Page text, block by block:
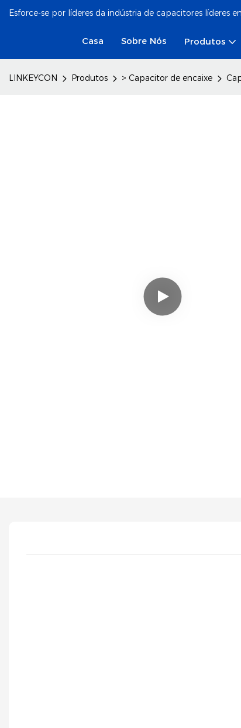
Esforce-se por líderes da indústria de capacitores líderes
Casa Sobre Nós Produtos
LINKEYCON Produtos > Capacitor de encaixe